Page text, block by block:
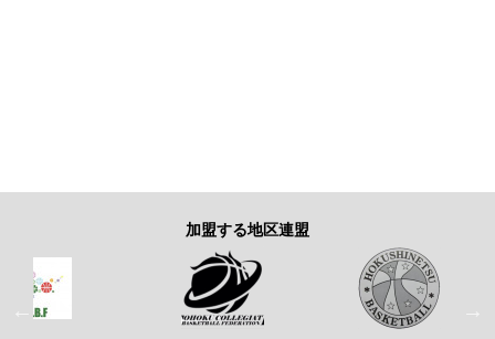
加盟する地区連盟